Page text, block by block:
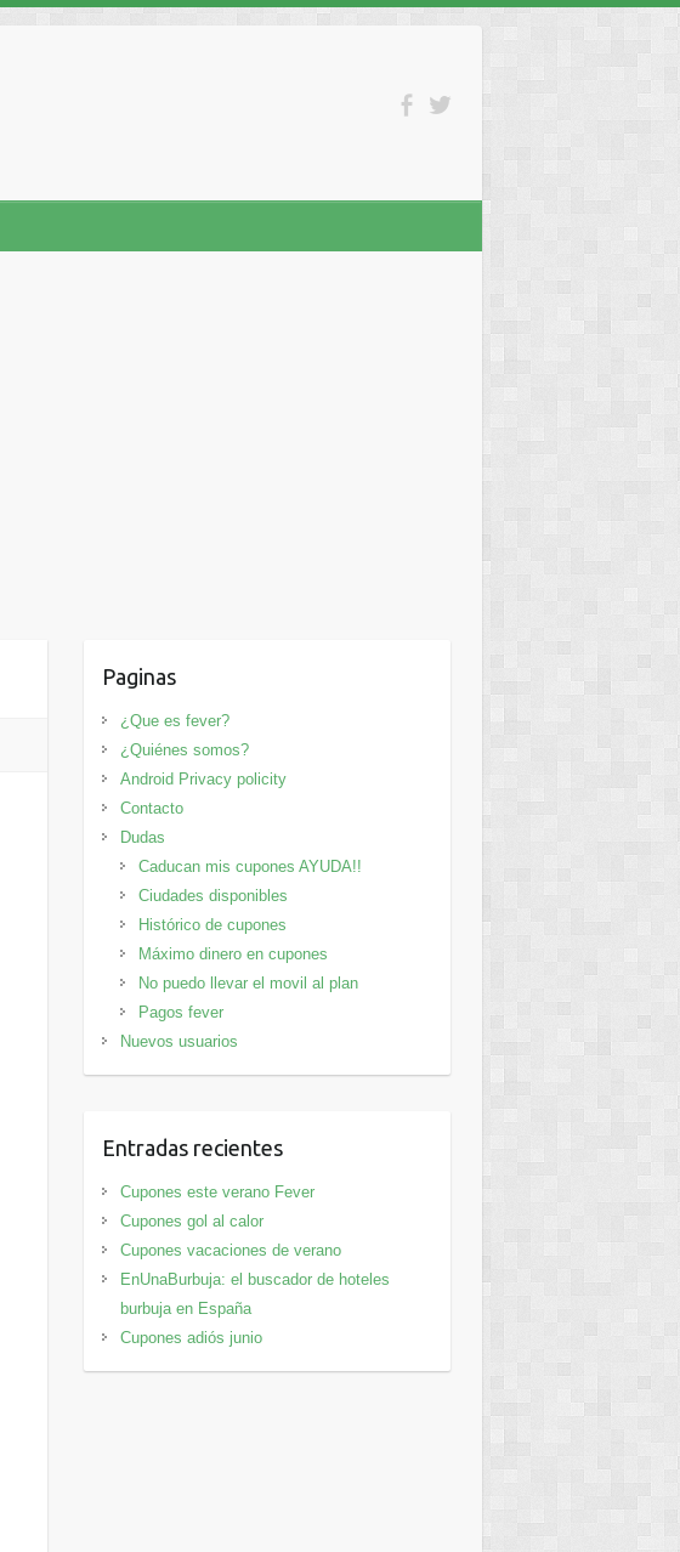
Paginas
¿Que es fever?
¿Quiénes somos?
Android Privacy policity
Contacto
Dudas
Caducan mis cupones AYUDA!!
Ciudades disponibles
Histórico de cupones
Máximo dinero en cupones
No puedo llevar el movil al plan
Pagos fever
Nuevos usuarios
Entradas recientes
Cupones este verano Fever
Cupones gol al calor
Cupones vacaciones de verano
EnUnaBurbuja: el buscador de hoteles
burbuja en España
Cupones adiós junio